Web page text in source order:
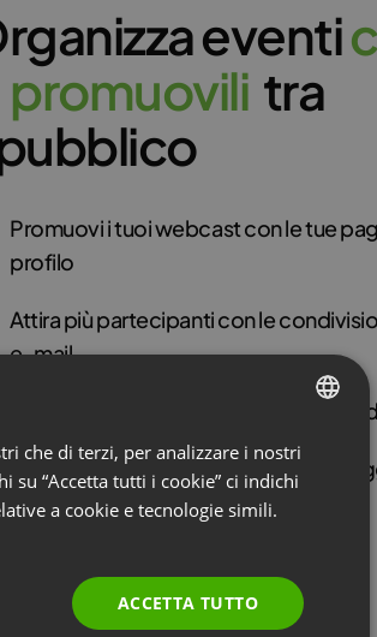
eventic
promuovili tra
Promuovi i tuoi webcast con le tue
profilo
Attira più partecipanti con le
e-mail
Premia i tuoi spettatori con certificati
Instaura rapporti più solidi con
contenuti
ENGLISH
FRENCH
RUSSIAN
che di terzi, per analizzare i nostri
su “Accetta tutti i cookie” ci indichi
a cookie e tecnologie simili.
ACCETTA TUTTO